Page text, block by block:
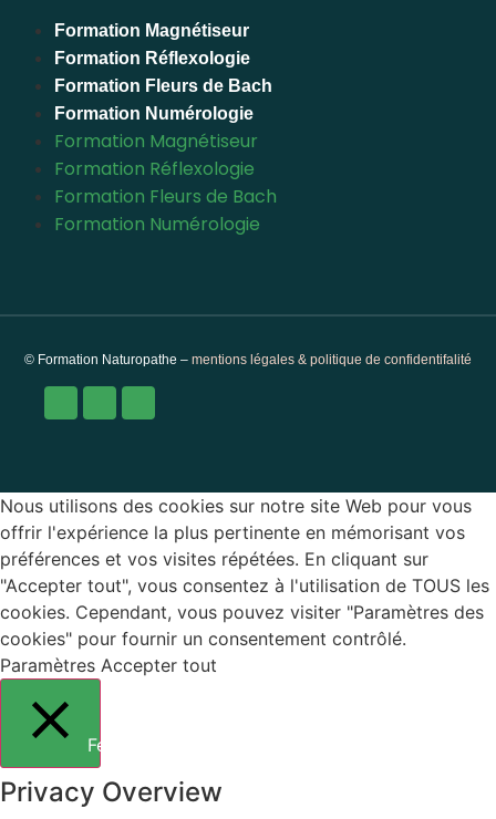
Formation Magnétiseur
Formation Réflexologie
Formation Fleurs de Bach
Formation Numérologie
Formation Magnétiseur
Formation Réflexologie
Formation Fleurs de Bach
Formation Numérologie
© Formation Naturopathe – mentions légales & politique de confidentifalité
Nous utilisons des cookies sur notre site Web pour vous
offrir l'expérience la plus pertinente en mémorisant vos
préférences et vos visites répétées. En cliquant sur
"Accepter tout", vous consentez à l'utilisation de TOUS les
cookies. Cependant, vous pouvez visiter "Paramètres des
cookies" pour fournir un consentement contrôlé.
Paramètres Accepter tout
Fermer
Privacy Overview